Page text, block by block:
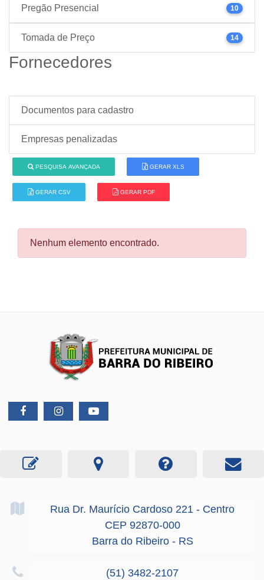
Pregão Presencial 10
Tomada de Preço 14
Fornecedores
Documentos para cadastro
Empresas penalizadas
PESQUISA AVANÇADA GERAR XLS
GERAR CSV GERAR PDF
Nenhum elemento encontrado.
Rua Dr. Maurício Cardoso 221 - Centro
CEP 92870-000
Barra do Ribeiro - RS
(51) 3482-2107